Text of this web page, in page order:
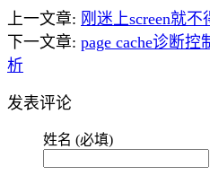
上一文章: 刚迷上screen就
下一文章: page cache诊断
析
发表评论
姓名 (必填)